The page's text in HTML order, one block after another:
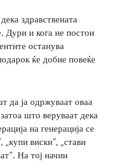
здравствената
Дури и кога не постои
останува
ќе добие повеќе
да ја одржуваат оваа
што веруваат дека
на генерација се
„купи виски“, „стави
На тој начин